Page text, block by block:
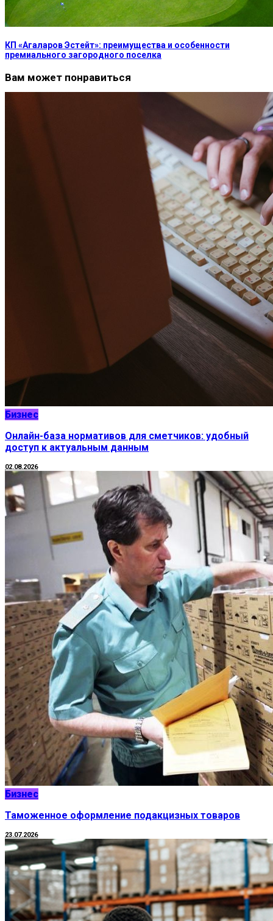
КП «Агаларов Эстейт»: преимущества и особенности
премиального загородного поселка
Вам может понравиться
Бизнес
Онлайн-база нормативов для сметчиков: удобный
доступ к актуальным данным
02.08.2026
Бизнес
Таможенное оформление подакцизных товаров
23.07.2026